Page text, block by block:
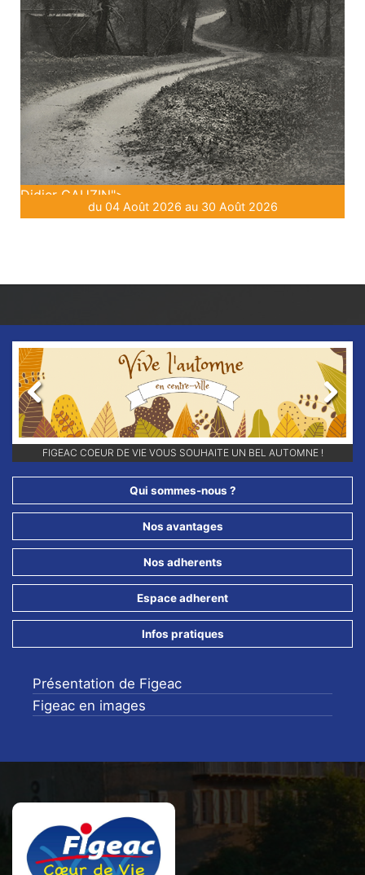
Didier GAUZIN">
du 04 Août 2026 au 30 Août 2026
FIGEAC COEUR DE VIE VOUS SOUHAITE UN BEL AUTOMNE !
RETROUVEZ-NOUS SUR NOS RÉSEAUX SOCIAUX ET ABONNEZ-VOUS
POUR NE RIEN LOUPER DE NOS ANIMATIONS !!
Previous Next
Qui sommes-nous ?
Nos avantages
Nos adherents
Espace adherent
Infos pratiques
Présentation de Figeac
Figeac en images